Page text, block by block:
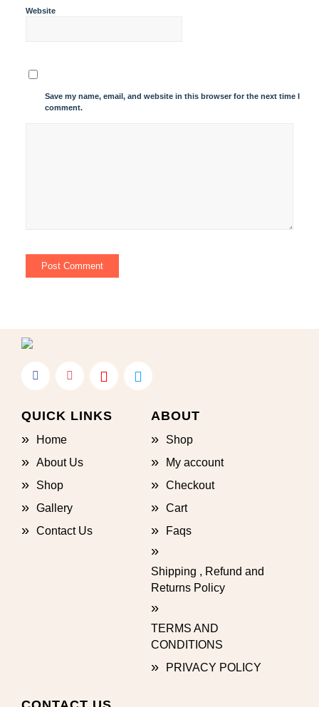
Website
Save my name, email, and website in this browser for the next time I
comment.
QUICK LINKS
Home
About Us
Shop
Gallery
Contact Us
ABOUT
Shop
My account
Checkout
Cart
Faqs
Shipping , Refund and
Returns Policy
TERMS AND
CONDITIONS
PRIVACY POLICY